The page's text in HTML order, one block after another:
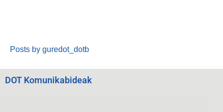
Posts by guredot_dotb
DOT Komunikabideak